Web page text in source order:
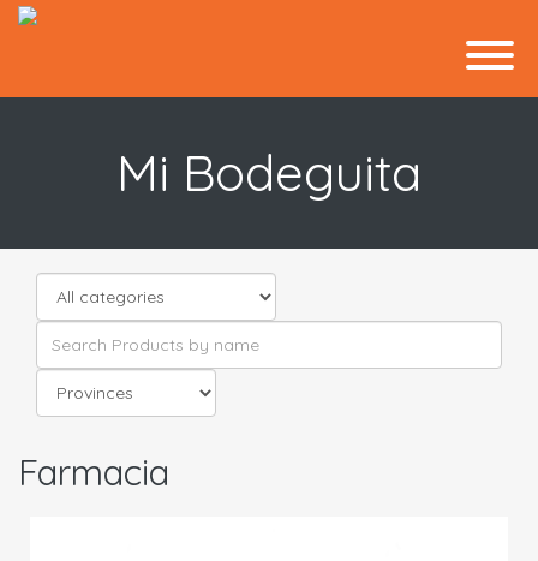
Mi Bodeguita
Farmacia